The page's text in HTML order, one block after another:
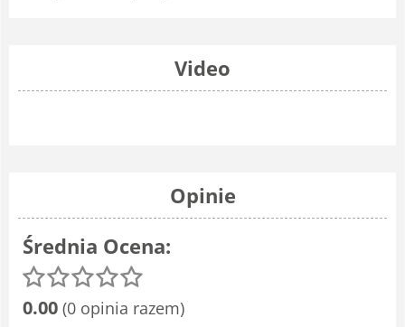
Video
Opinie
Średnia Ocena:
0.00 (0 opinia razem)